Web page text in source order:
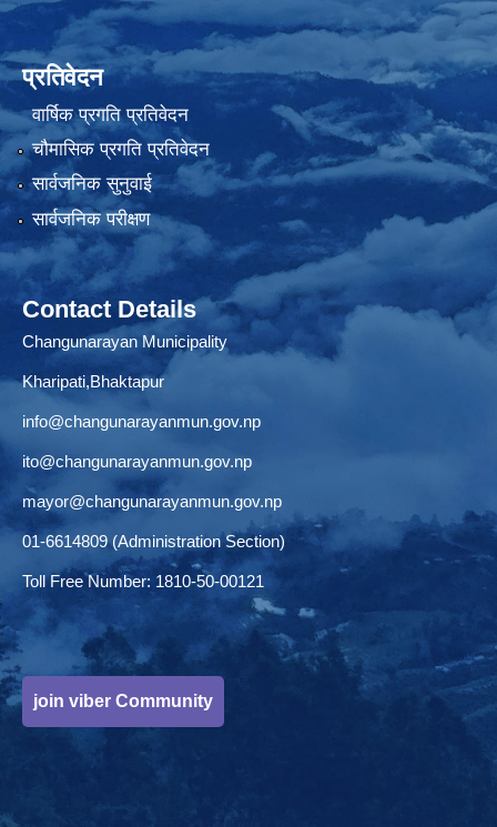
प्रतिवेदन
वार्षिक प्रगति प्रतिवेदन
चौमासिक प्रगति प्रतिवेदन
सार्वजनिक सुनुवाई
सार्वजनिक परीक्षण
Contact Details
Changunarayan Municipality
Kharipati,Bhaktapur
info@changunarayanmun.gov.np
ito@changunarayanmun.gov.np
mayor@changunarayanmun.gov.np
01-6614809 (Administration Section)
Toll Free Number: 1810-50-00121
join viber Community